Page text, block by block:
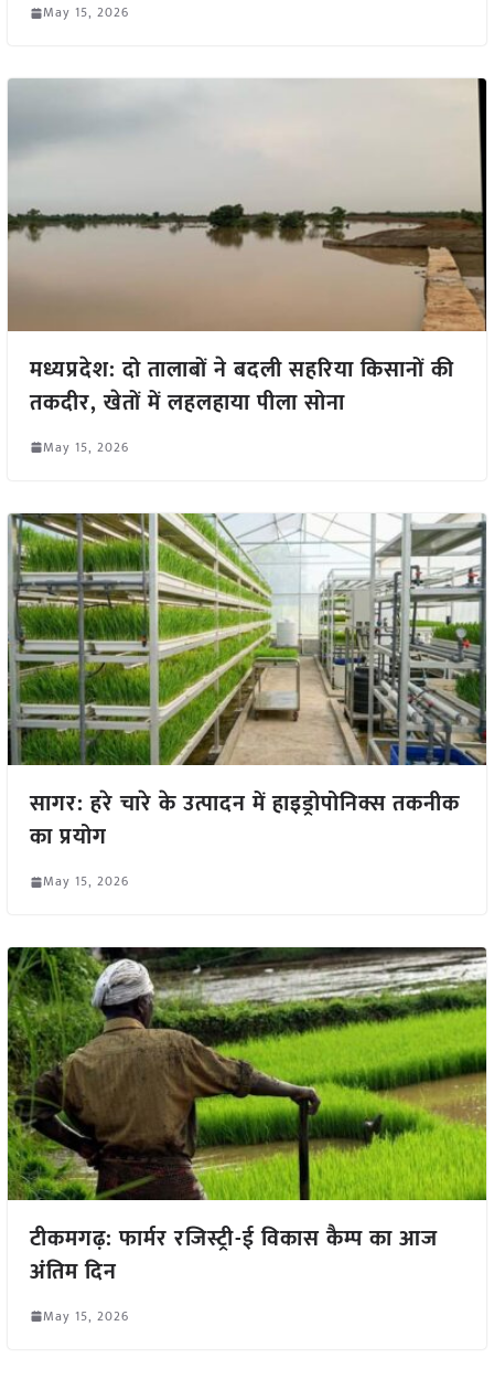
May 15, 2026
मध्यप्रदेश: दो तालाबों ने बदली सहरिया किसानों की
तकदीर, खेतों में लहलहाया पीला सोना
May 15, 2026
सागर: हरे चारे के उत्पादन में हाइड्रोपोनिक्स तकनीक
का प्रयोग
May 15, 2026
टीकमगढ़: फार्मर रजिस्ट्री-ई विकास कैम्प का आज
अंतिम दिन
May 15, 2026